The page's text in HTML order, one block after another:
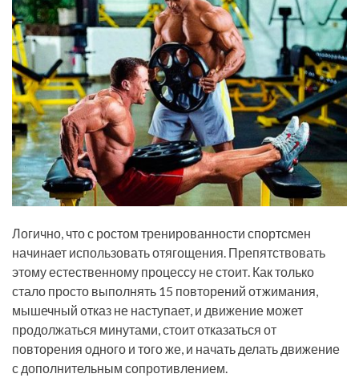
Логично, что с ростом тренированности спортсмен
начинает использовать отягощения. Препятствовать
этому естественному процессу не стоит. Как только
стало просто выполнять 15 повторений отжимания,
мышечный отказ не наступает, и движение может
продолжаться минутами, стоит отказаться от
повторения одного и того же, и начать делать движение
с дополнительным сопротивлением.